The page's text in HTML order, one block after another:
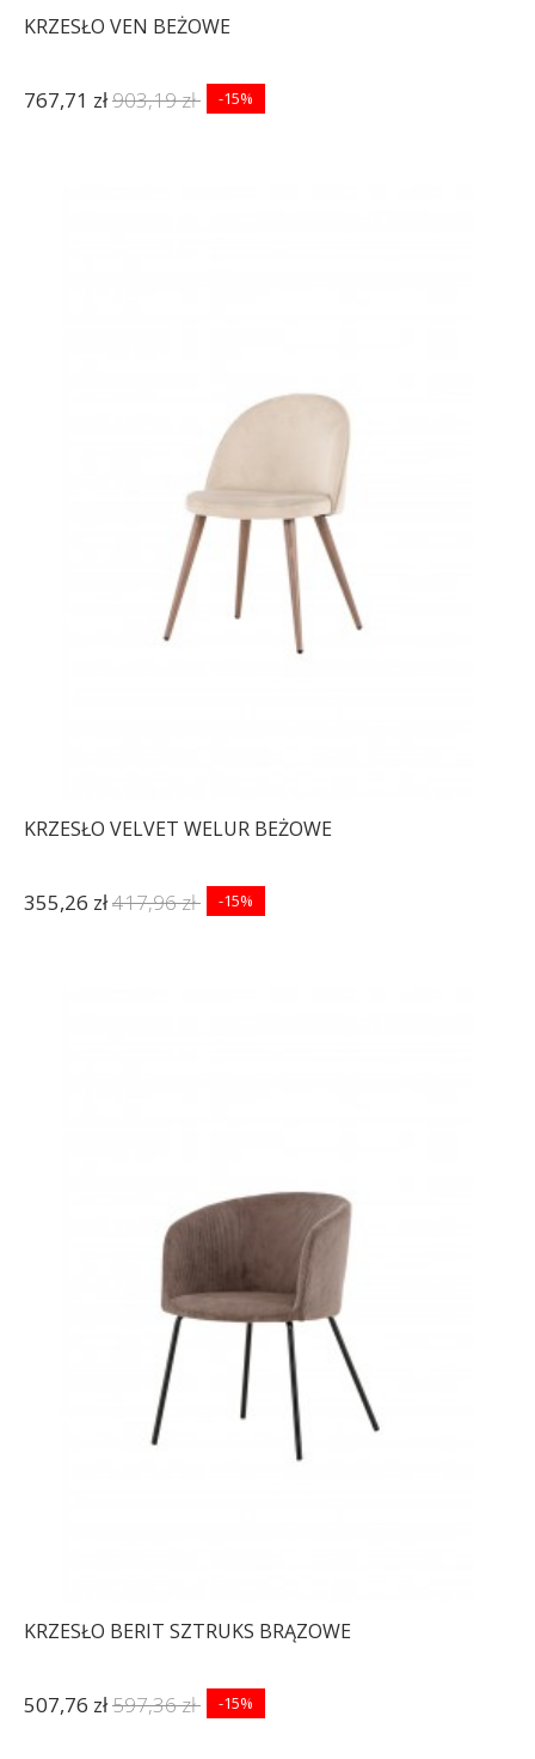
KRZESŁO VEN BEŻOWE
767,71 zł903,19 zł -15%
KRZESŁO VELVET WELUR BEŻOWE
355,26 zł417,96 zł -15%
KRZESŁO BERIT SZTRUKS BRĄZOWE
507,76 zł597,36 zł -15%